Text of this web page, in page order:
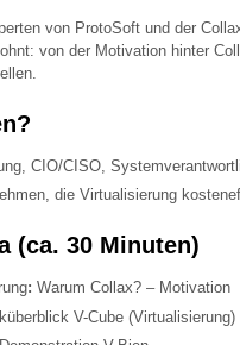
von ProtoSoft und der
von der Motivation hinter
CIO/CISO,
die Virtualisierung
(ca. 30 Minuten)
: Warum Collax? – Motivation
V-Cube